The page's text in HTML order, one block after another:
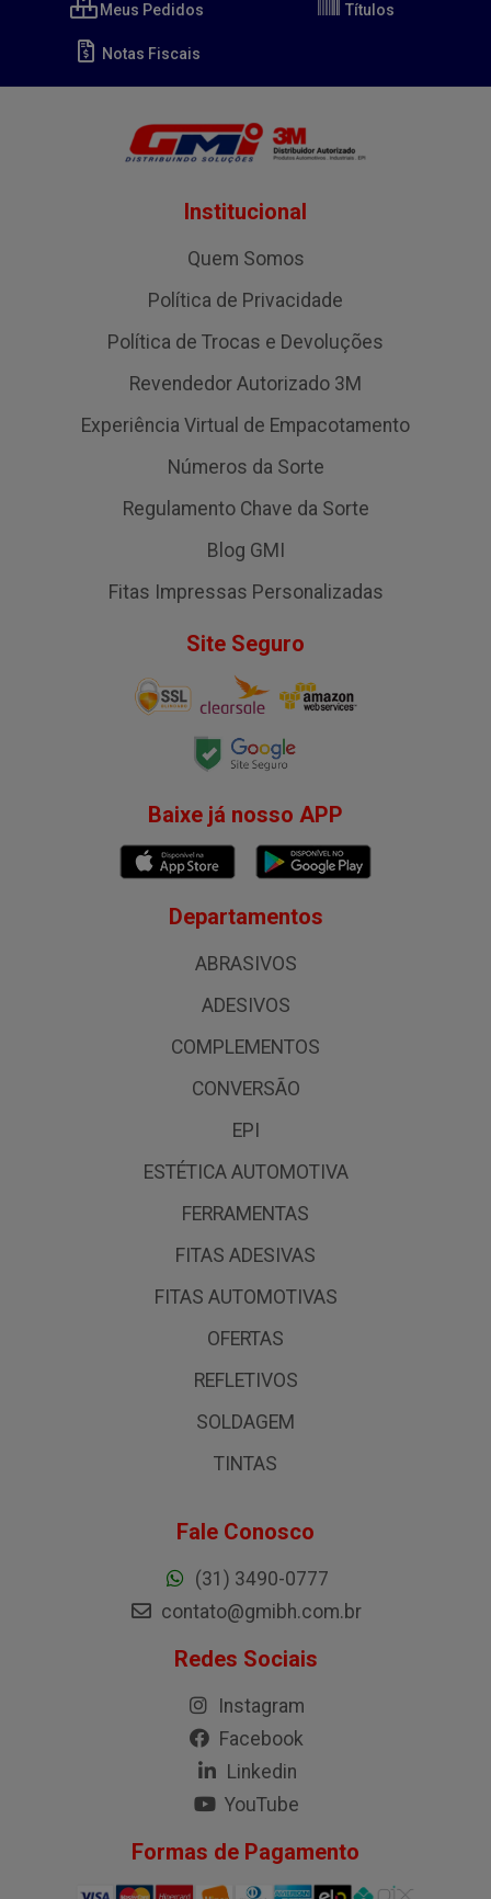
Meus Pedidos Títulos
Notas Fiscais
Institucional
Quem Somos
Política de Privacidade
Política de Trocas e Devoluções
Revendedor Autorizado 3M
Experiência Virtual de Empacotamento
Números da Sorte
Regulamento Chave da Sorte
Blog GMI
Fitas Impressas Personalizadas
Site Seguro
Baixe já nosso APP
Departamentos
ABRASIVOS
ADESIVOS
COMPLEMENTOS
CONVERSÃO
EPI
ESTÉTICA AUTOMOTIVA
FERRAMENTAS
FITAS ADESIVAS
FITAS AUTOMOTIVAS
OFERTAS
REFLETIVOS
SOLDAGEM
TINTAS
Fale Conosco
(31) 3490-0777
contato@gmibh.com.br
Redes Sociais
Instagram
Facebook
Linkedin
YouTube
Formas de Pagamento